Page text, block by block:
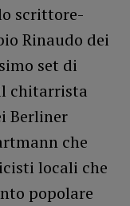
scrittore-
Rinaudo dei
set di
chitarrista
Berliner
che
locali che
popolare